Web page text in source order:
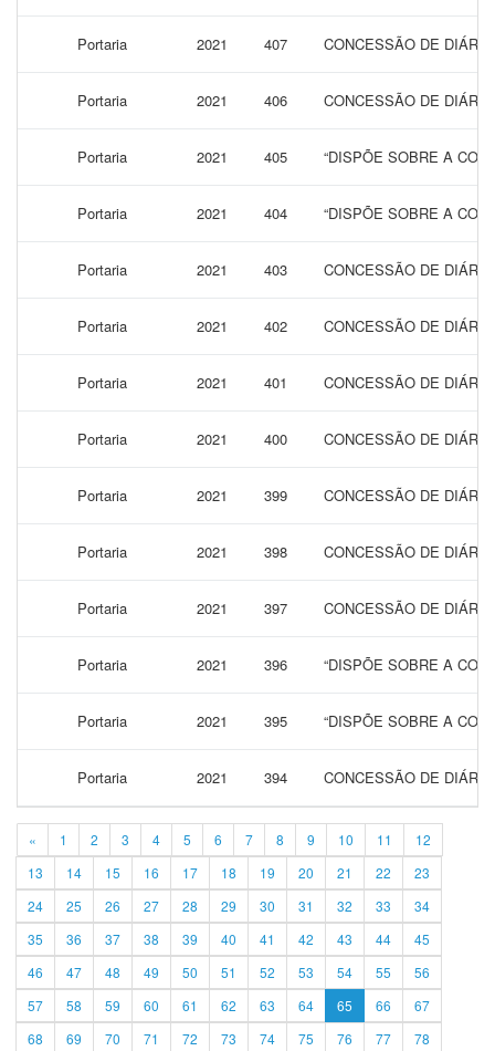
Portaria 2021 407 CONCESSÃO DE
Portaria 2021 406 CONCESSÃO DE
Portaria 2021 405 “DISPÕE SOBRE A
Portaria 2021 404 “DISPÕE SOBRE A
Portaria 2021 403 CONCESSÃO DE
Portaria 2021 402 CONCESSÃO DE
Portaria 2021 401 CONCESSÃO DE
Portaria 2021 400 CONCESSÃO DE
Portaria 2021 399 CONCESSÃO DE
Portaria 2021 398 CONCESSÃO DE
Portaria 2021 397 CONCESSÃO DE
Portaria 2021 396 “DISPÕE SOBRE A
Portaria 2021 395 “DISPÕE SOBRE A
Portaria 2021 394 CONCESSÃO DE
« 1 2 3 4 5 6 7 8 9 10 11
12
13
14 15 16 17 18 19 20 21 22
23
24
25 26 27 28 29 30 31 32 33
34
35
36 37 38 39 40 41 42 43 44
45
46
47 48 49 50 51 52 53 54 55
56
57
58 59 60 61 62 63 64 65 66
67
68
69 70 71 72 73 74 75 76 77 78